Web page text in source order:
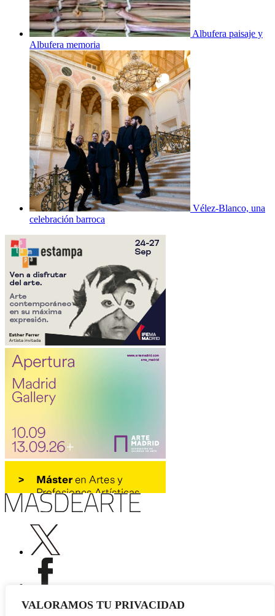
VALORAMOS TU PRIVACIDAD
Albufera paisaje y
Albufera memoria
Vélez-Blanco, una
celebración barroca